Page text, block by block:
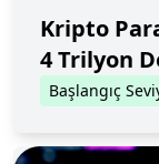
Kripto
4 Trilyon
Başlangıç